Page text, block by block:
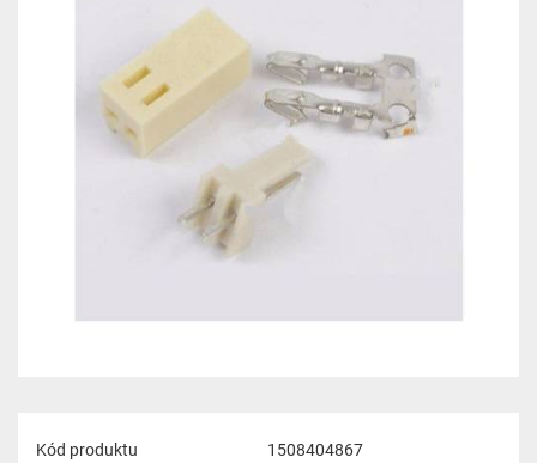
Kód produktu
1508404867